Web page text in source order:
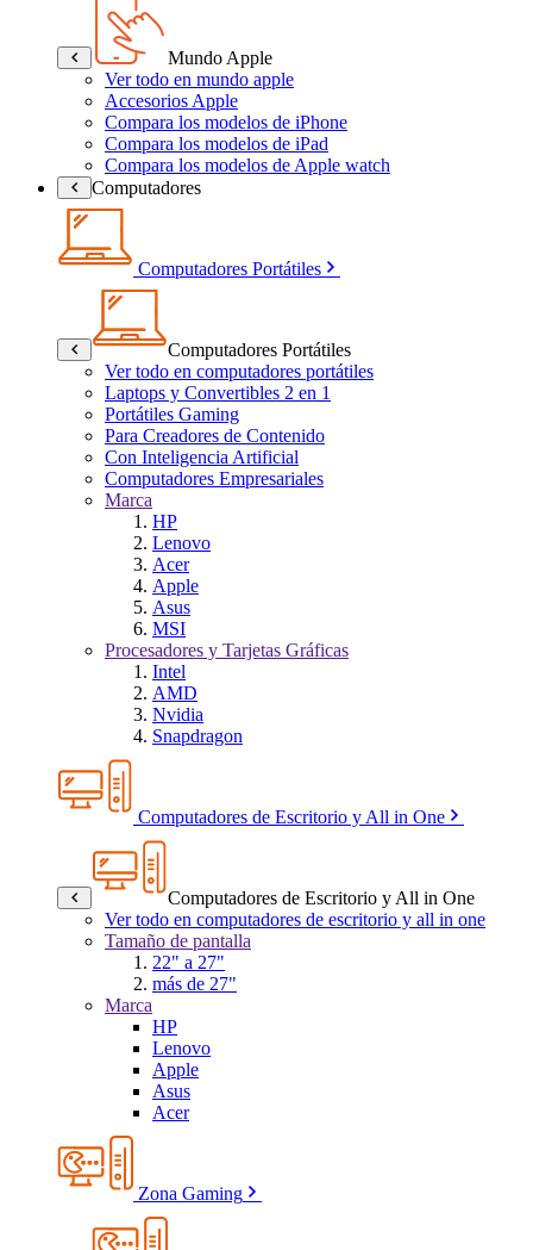
Mundo Apple
Ver todo en mundo apple
Accesorios Apple
Compara los modelos de iPhone
Compara los modelos de iPad
Compara los modelos de Apple watch
Computadores
Computadores Portátiles
Computadores Portátiles
Ver todo en computadores portátiles
Laptops y Convertibles 2 en 1
Portátiles Gaming
Para Creadores de Contenido
Con Inteligencia Artificial
Computadores Empresariales
Marca
HP
Lenovo
Acer
Apple
Asus
MSI
Procesadores y Tarjetas Gráficas
Intel
AMD
Nvidia
Snapdragon
Computadores de Escritorio y All in One
Computadores de Escritorio y All in One
Ver todo en computadores de escritorio y all in one
Tamaño de pantalla
22" a 27"
más de 27"
Marca
HP
Lenovo
Apple
Asus
Acer
Zona Gaming